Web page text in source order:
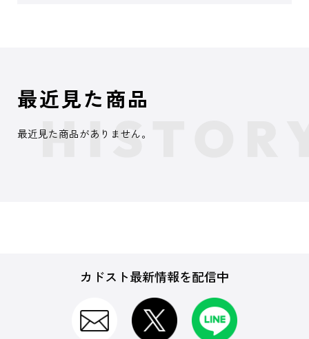
最近見た商品
最近見た商品がありません。
カドスト最新情報を配信中